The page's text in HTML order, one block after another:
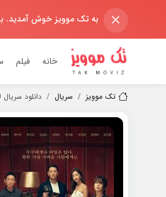
× به تک موویز خوش آمدید.
خانه فیلم
تک موویز سریال دانلود سریال 2020 Graceful Friends